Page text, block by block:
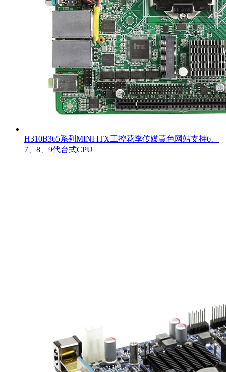
H310B365系列MINI ITX工控花季传媒黄色网站支持6、
7、8、9代台式CPU